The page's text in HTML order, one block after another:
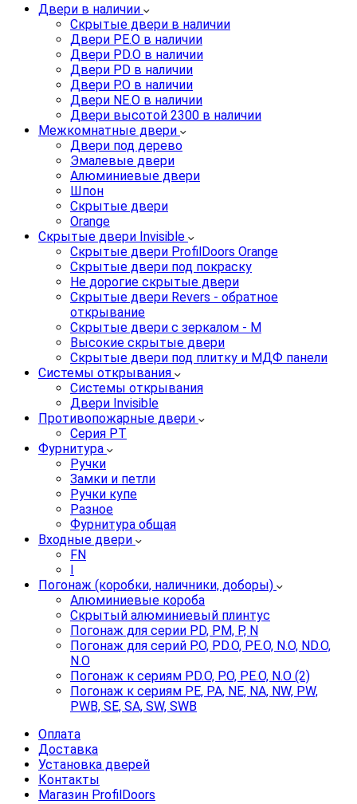
Двери в наличии
Скрытые двери в наличии
Двери PE.O в наличии
Двери PD.O в наличии
Двери PD в наличии
Двери P.O в наличии
Двери NE.O в наличии
Двери высотой 2300 в наличии
Межкомнатные двери
Двери под дерево
Эмалевые двери
Алюминиевые двери
Шпон
Скрытые двери
Orange
Скрытые двери Invisible
Скрытые двери ProfilDoors Orange
Скрытые двери под покраску
Не дорогие скрытые двери
Скрытые двери Revers - обратное
открывание
Скрытые двери с зеркалом - M
Высокие скрытые двери
Скрытые двери под плитку и МДФ панели
Системы открывания
Системы открывания
Двери Invisible
Противопожарные двери
Серия PT
Фурнитура
Ручки
Замки и петли
Ручки купе
Разное
Фурнитура общая
Входные двери
FN
I
Погонаж (коробки, наличники, доборы)
Алюминиевые короба
Скрытый алюминиевый плинтус
Погонаж для серии PD, PM, P, N
Погонаж для серий P.O, PD.O, PE.O, N.O, ND.O,
N.O
Погонаж к сериям PD.O, P.O, PE.O, N.O (2)
Погонаж к сериям PE, PA, NE, NA, NW, PW,
PWB, SE, SA, SW, SWB
Оплата
Доставка
Установка дверей
Контакты
Магазин ProfilDoors